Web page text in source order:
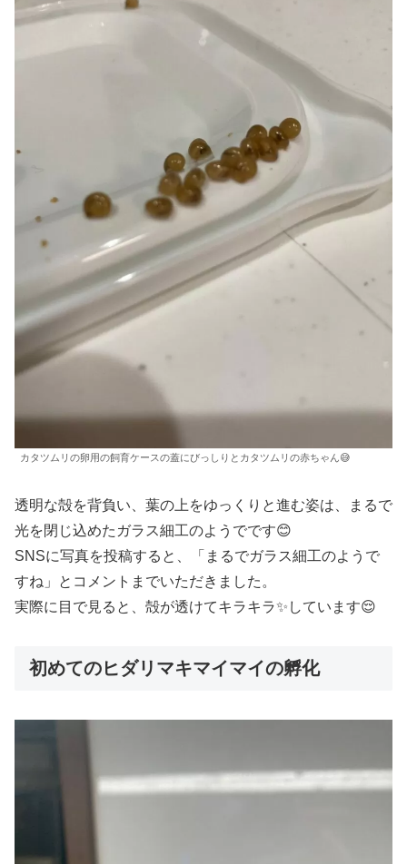
カタツムリの卵用の飼育ケースの蓋にびっしりとカタツムリの赤ちゃん😅
透明な殻を背負い、葉の上をゆっくりと進む姿は、まるで
光を閉じ込めたガラス細工のようでです😊
SNSに写真を投稿すると、「まるでガラス細工のようで
すね」とコメントまでいただきました。
実際に目で見ると、殻が透けてキラキラ✨しています😌
初めてのヒダリマキマイマイの孵化